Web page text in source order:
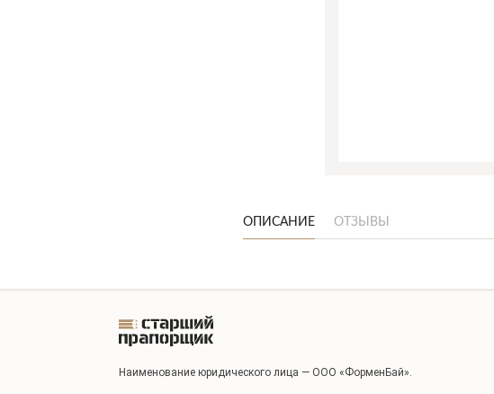
ОПИСАНИЕ ОТЗЫВЫ
Наименование юридического лица — ООО «ФорменБай».